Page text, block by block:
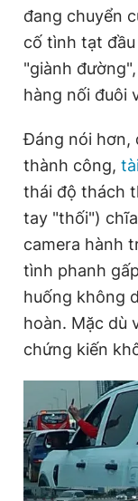
e
đang chuyển
cố tình tạt
"giành
hàng nối đuôi
Đáng nói hơn,
thành công,
thái độ thách
tay "thối")
camera hành
tình phanh
huống không
hoàn. Mặc dù
chứng kiến